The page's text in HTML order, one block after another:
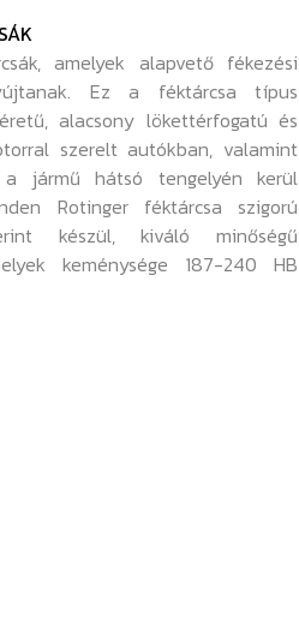
amelyek alapvető fékezési
Ez a féktárcsa típus
alacsony lökettérfogatú és
szerelt autókban, valamint
a jármű hátsó tengelyén kerül
Rotinger féktárcsa szigorú
készül, kiváló minőségű
keménysége 187-240 HB